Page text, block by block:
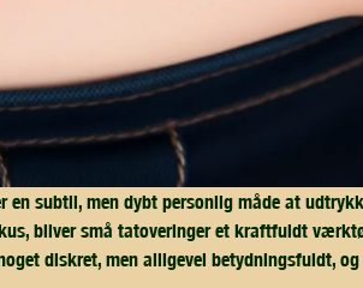
subtil, men dybt personlig måde at
bliver små tatoveringer et kraftfuldt
diskret, men alligevel betydningsfuldt, og